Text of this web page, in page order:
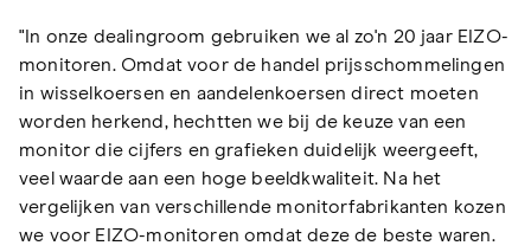
"In onze dealingroom gebruiken we al zo'n 20 jaar EIZO-
monitoren. Omdat voor de handel prijsschommelingen
in wisselkoersen en aandelenkoersen direct moeten
worden herkend, hechtten we bij de keuze van een
monitor die cijfers en grafieken duidelijk weergeeft,
veel waarde aan een hoge beeldkwaliteit. Na het
vergelijken van verschillende monitorfabrikanten kozen
we voor EIZO-monitoren omdat deze de beste waren.